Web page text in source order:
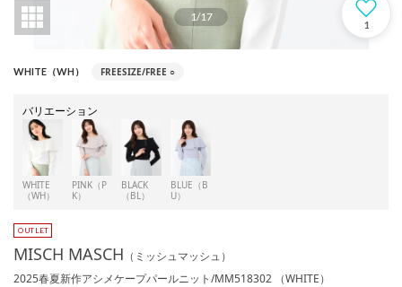
1/17
1
WHITE（WH） FREESIZE/FREE ○
バリエーション
WHITE
（WH）
PINK（P
K）
BLACK
（BL）
BLUE（B
U）
MISCH MASCH （ミッシュマッシュ）
2025春夏新作アシメケープパールニット/MM518302 （WHITE）